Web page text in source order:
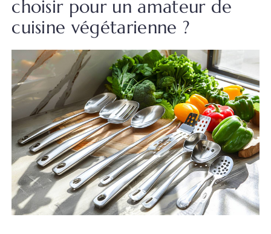
choisir pour un amateur de
cuisine végétarienne ?